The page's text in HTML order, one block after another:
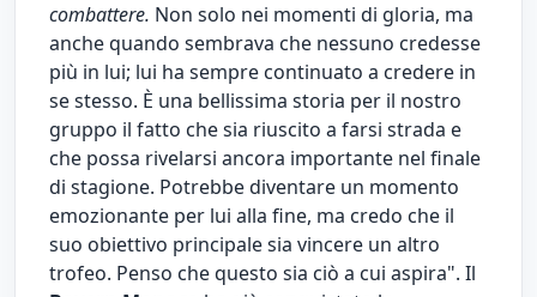
combattere. Non solo nei momenti di gloria, ma
anche quando sembrava che nessuno credesse
più in lui; lui ha sempre continuato a credere in
se stesso. È una bellissima storia per il nostro
gruppo il fatto che sia riuscito a farsi strada e
che possa rivelarsi ancora importante nel finale
di stagione. Potrebbe diventare un momento
emozionante per lui alla fine, ma credo che il
suo obiettivo principale sia vincere un altro
trofeo. Penso che questo sia ciò a cui aspira". Il